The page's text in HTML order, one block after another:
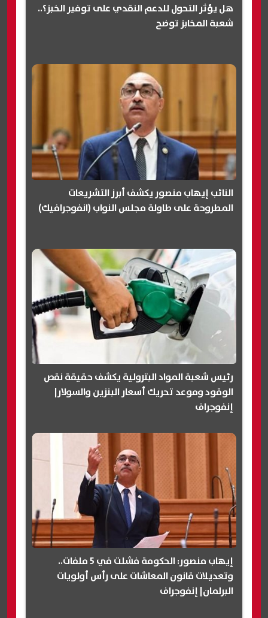
هل يؤثر التحول للدعم النقدي على توفير الخبز؟..
شعبة المخابز توضح
النائب إيهاب منصور يكشف أبرز التشريعات
المطروحة على طاولة مجلس النواب (انفوجرافيك)
رئيس شعبة المواد البترولية يكشف حقيقة نقص
الوقود وموعد تحريك أسعار البنزين والسولار|
إنفوجراف
إيهاب منصور: الحكومة فشلت في 5 ملفات..
وتعديلات قانون المعاشات على رأس أولويات
البرلمان| إنفوجراف